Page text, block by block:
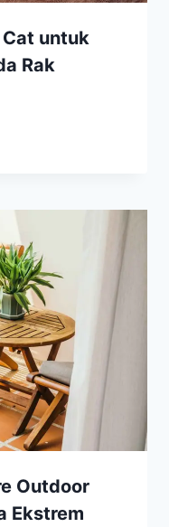
untuk
Rak
Outdoor
Ekstrem